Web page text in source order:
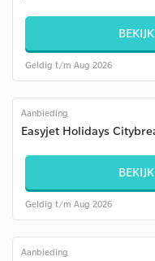
Geldig t/m Aug 2026
Aanbieding
Easyjet Holidays
Geldig t/m Aug 2026
Aanbieding